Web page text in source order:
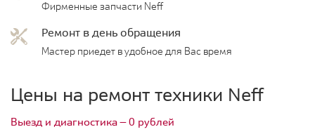
Фирменные запчасти Neff
Ремонт в день обращения
Мастер приедет в удобное для Вас время
Цены на ремонт техники Neff
Выезд и диагностика — 0 рублей